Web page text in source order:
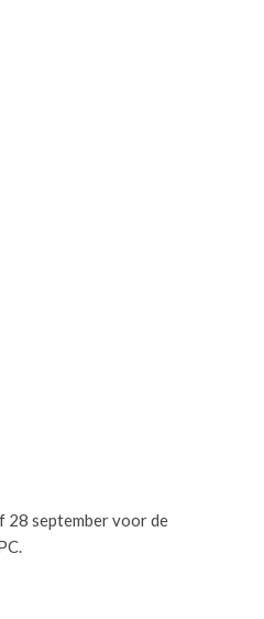
28 september voor de